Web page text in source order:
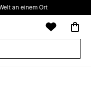
an einem Ort